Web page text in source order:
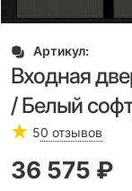
Артикул:
Входная
/ Белый
50 отзывов
36 575 ₽